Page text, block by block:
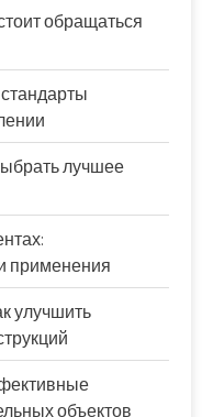
обращаться
лучшее
применения
улучшить
объектов